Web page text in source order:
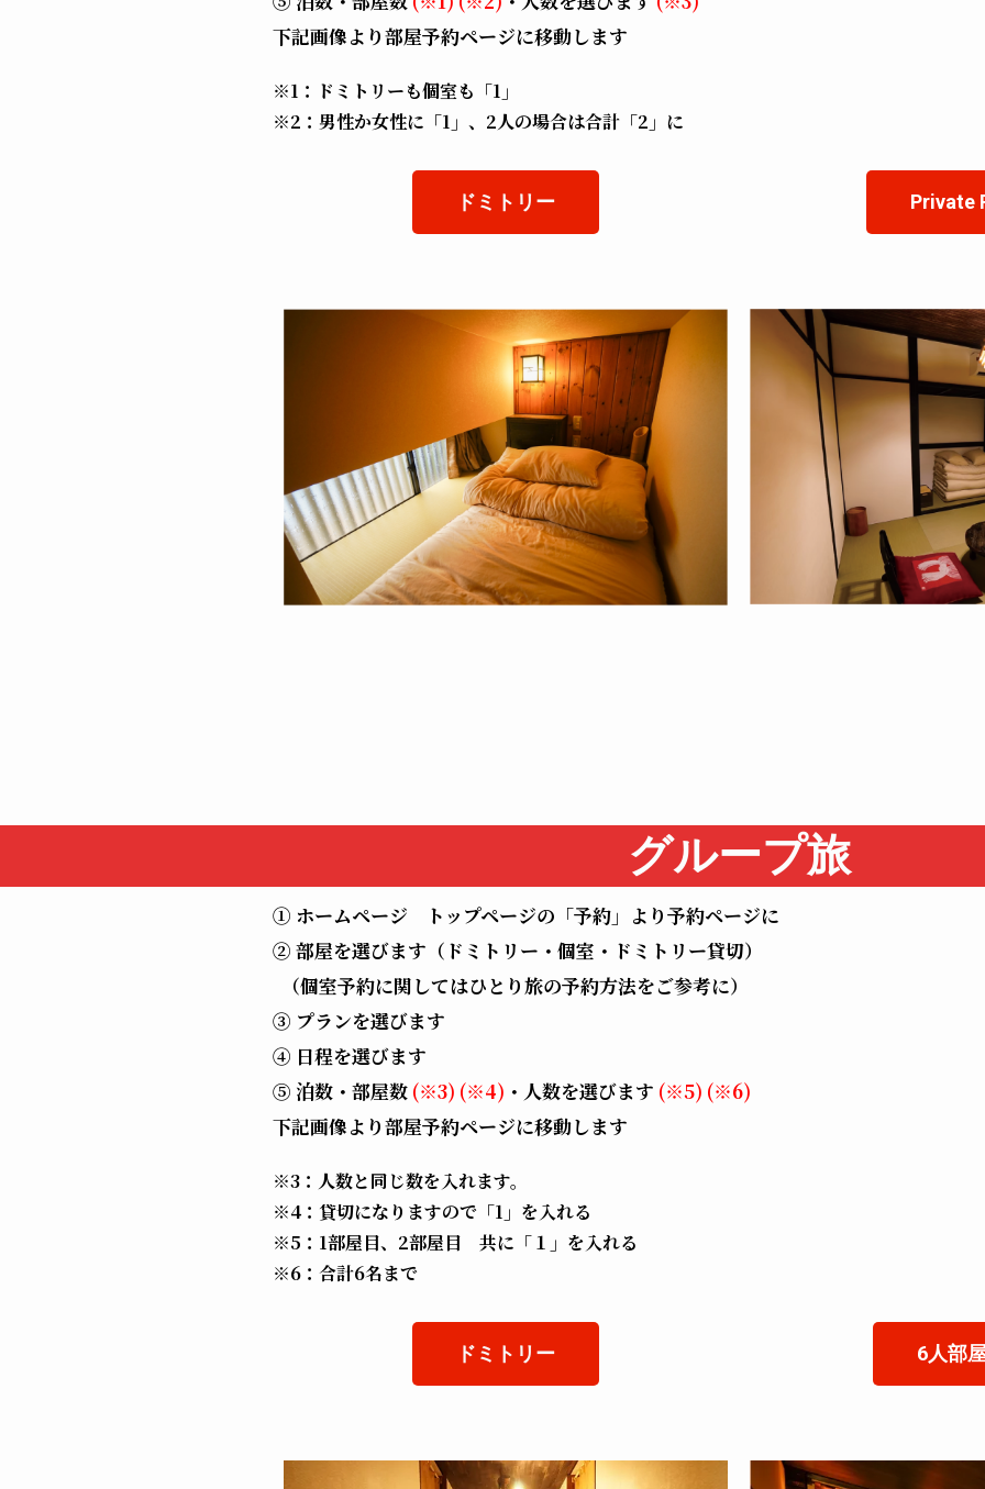
下記画像より部屋予約ページに移動します
※1：ドミトリーも個室も「1」
※2：男性か女性に「1」、2人の場合は合計「2」に
ドミトリー Private
グループ旅
① ホームページ トップページの「予約」より予約ページに
② 部屋を選びます（ドミトリー・個室・ドミトリー貸切）
（個室予約に関してはひとり旅の予約方法をご参考に）
③ プランを選びます
④ 日程を選びます
⑤ 泊数・部屋数 (※3) (※4) ・人数を選びます (※5) (※6)
下記画像より部屋予約ページに移動します
※3：人数と同じ数を入れます。
※4：貸切になりますので「1」を入れる
※5：1部屋目、2部屋目 共に「１」を入れる
※6：合計6名まで
ドミトリー 6人部